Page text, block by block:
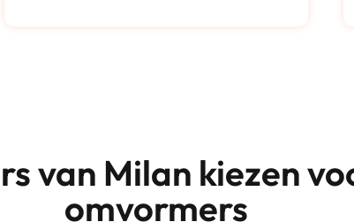
van Milan kiezen
omvormers